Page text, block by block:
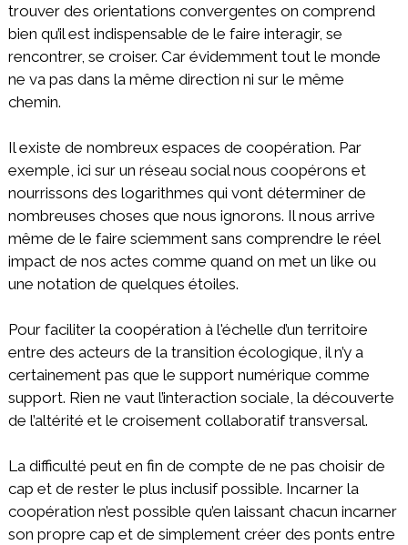
trouver des orientations convergentes on comprend
bien qu’il est indispensable de le faire interagir, se
rencontrer, se croiser. Car évidemment tout le monde
ne va pas dans la même direction ni sur le même
chemin.
Il existe de nombreux espaces de coopération. Par
exemple, ici sur un réseau social nous coopérons et
nourrissons des logarithmes qui vont déterminer de
nombreuses choses que nous ignorons. Il nous arrive
même de le faire sciemment sans comprendre le réel
impact de nos actes comme quand on met un like ou
une notation de quelques étoiles.
Pour faciliter la coopération à l'échelle d’un territoire
entre des acteurs de la transition écologique, il n’y a
certainement pas que le support numérique comme
support. Rien ne vaut l’interaction sociale, la découverte
de l’altérité et le croisement collaboratif transversal.
La difficulté peut en fin de compte de ne pas choisir de
cap et de rester le plus inclusif possible. Incarner la
coopération n’est possible qu’en laissant chacun incarner
son propre cap et de simplement créer des ponts entre